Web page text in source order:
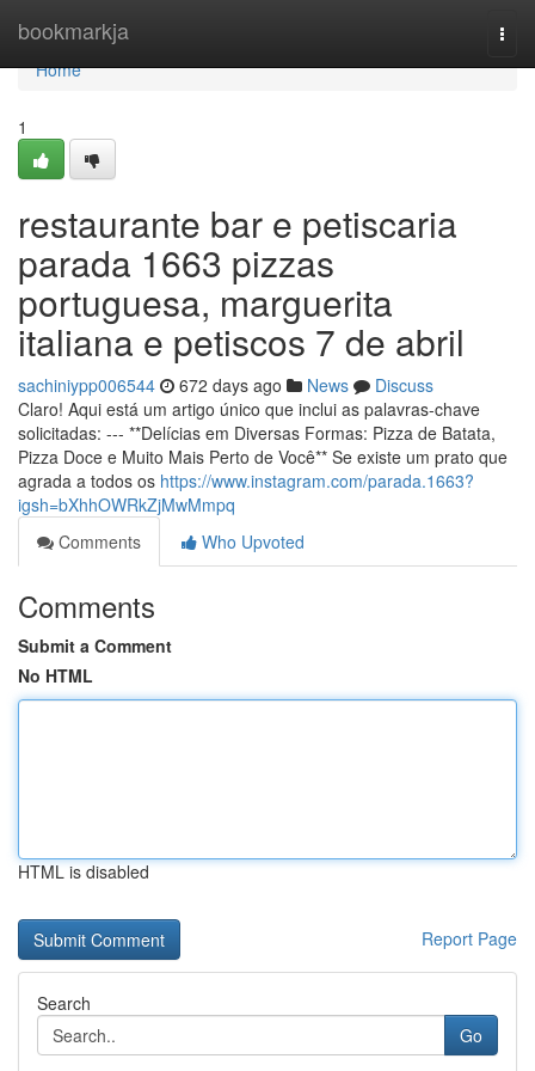
bookmarkja
Home
Home
1
restaurante bar e petiscaria
parada 1663 pizzas
portuguesa, marguerita
italiana e petiscos 7 de abril
sachiniypp006544 672 days ago News
Discuss
Claro! Aqui está um artigo único que inclui as palavras-chave
solicitadas: --- **Delícias em Diversas Formas: Pizza de Batata,
Pizza Doce e Muito Mais Perto de Você** Se existe um prato que
agrada a todos os https://www.instagram.com/parada.1663?
igsh=bXhhOWRkZjMwMmpq
Comments
Who Upvoted
Comments
Submit a Comment
No HTML
HTML is disabled
Report Page
Search
Go